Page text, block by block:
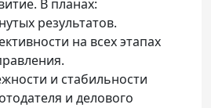
В планах:
результатов.
на всех этапах
и стабильности
и делового